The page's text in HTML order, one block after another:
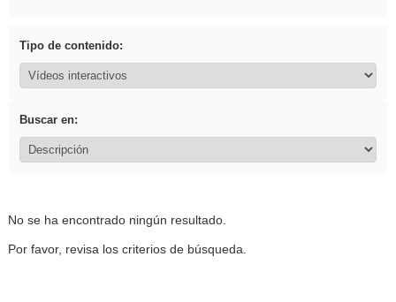
Tipo de contenido:
Buscar en:
No se ha encontrado ningún resultado.
Por favor, revisa los criterios de búsqueda.